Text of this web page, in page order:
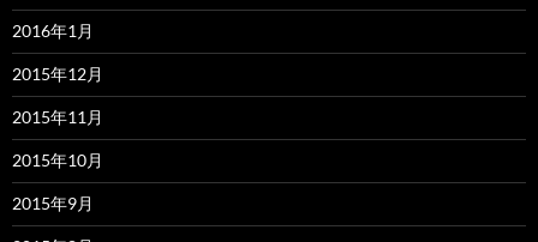
2016年1月
2015年12月
2015年11月
2015年10月
2015年9月